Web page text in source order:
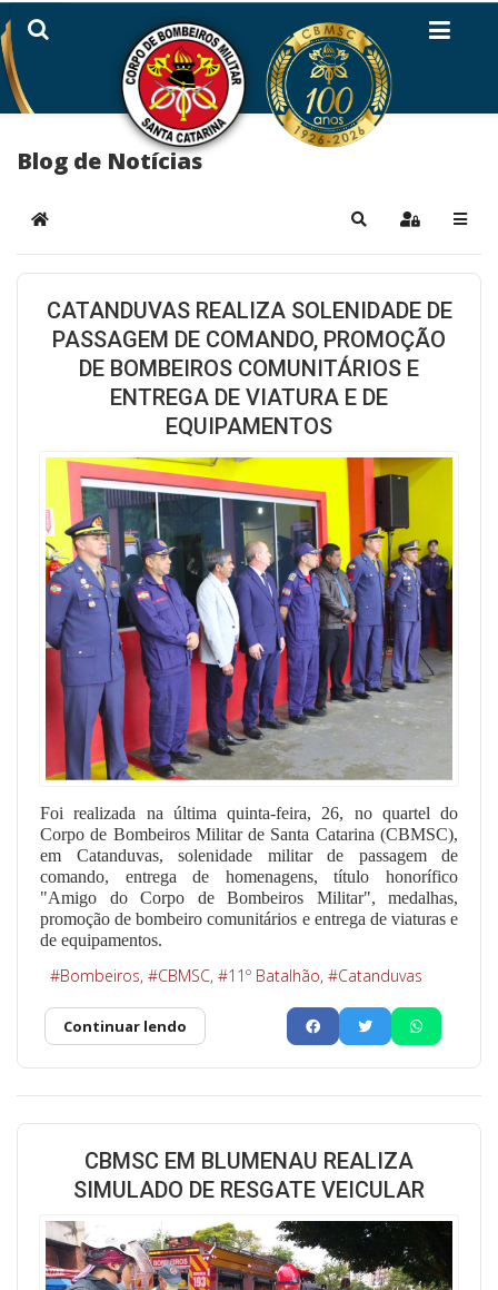
Blog de Notícias
Home PesquisarSign In
CATANDUVAS REALIZA SOLENIDADE DE
PASSAGEM DE COMANDO, PROMOÇÃO
DE BOMBEIROS COMUNITÁRIOS E
ENTREGA DE VIATURA E DE
EQUIPAMENTOS
Foi realizada na última quinta-feira, 26, no quartel do
Corpo de Bombeiros Militar de Santa Catarina (CBMSC),
em Catanduvas, solenidade militar de passagem de
comando, entrega de homenagens, título honorífico
"Amigo do Corpo de Bombeiros Militar", medalhas,
promoção de bombeiro comunitários e entrega de viaturas e
de equipamentos.
Bombeiros CBMSC 11º Batalhão Catanduvas
Continuar lendo
CBMSC EM BLUMENAU REALIZA
SIMULADO DE RESGATE VEICULAR